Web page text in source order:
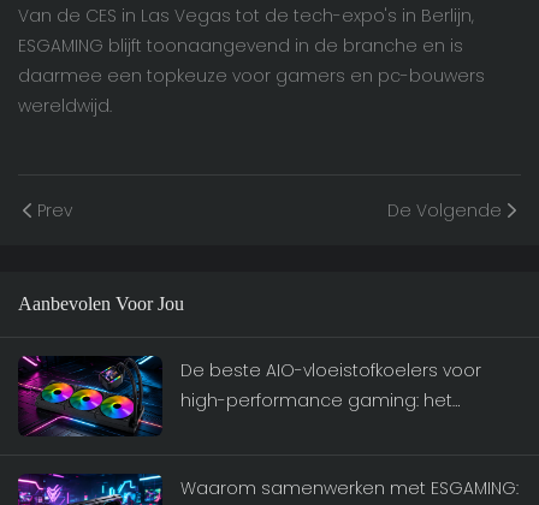
Van de CES in Las Vegas tot de tech-expo's in Berlijn,
ESGAMING blijft toonaangevend in de branche en is
daarmee een topkeuze voor gamers en pc-bouwers
wereldwijd.
Prev De Volgende
Aanbevolen Voor Jou
De beste AIO-vloeistofkoelers voor
high-performance gaming: het
Waarom samenwerken met ESGAMING: